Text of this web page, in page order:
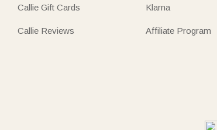
Callie Gift Cards
Callie Reviews
Klarna
Affiliate Program